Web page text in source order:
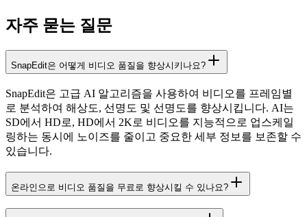
자주 묻는 질문
SnapEdit은 어떻게 비디오 품질을 향상시키나요?
SnapEdit은 고급 AI 알고리즘을 사용하여 비디오를 프레임별
로 분석하여 해상도, 선명도 및 선명도를 향상시킵니다. AI는
SD에서 HD로, HD에서 2K로 비디오를 지능적으로 업스케일
링하는 동시에 노이즈를 줄이고 중요한 세부 정보를 보존할 수
있습니다.
온라인으로 비디오 품질을 무료로 향상시킬 수 있나요?